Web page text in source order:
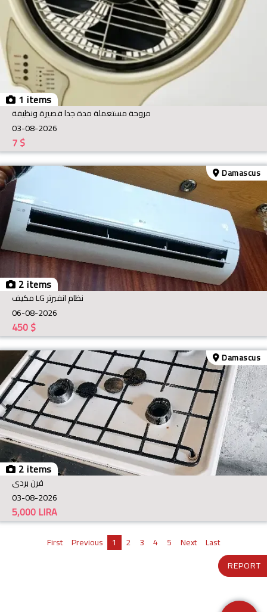
1 items
مروحة مستعملة مدة جدا قصيرة ونظيفة
03-08-2026
$
7
2 items
Damascus
مكيف LG نظام انفيرتر
06-08-2026
$
450
2 items
Damascus
فرن بردى
03-08-2026
LIRA
5,000
First Previous 1 2 3 4 5 Next Last
REPORT